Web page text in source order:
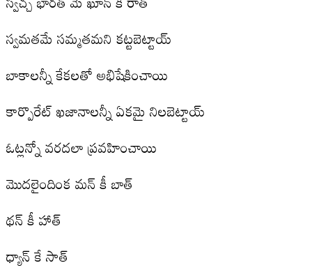
స్వమతమే సమ్మతమని కట్టబెట్టాయ్‌
బాకాలన్నీ కేకలతో అభిషేకించాయి
కార్పొరేట్‌ ఖజానాలన్నీ ఏకమై నిలబెట్టాయ్‌
ఓట్లన్నో వరదలా ప్రవహించాయి
మొదలైందింక మన్‌ కీ బాత్‌
థన్‌ కీ హాత్‌
ధ్యాన్‌ కే సాత్‌